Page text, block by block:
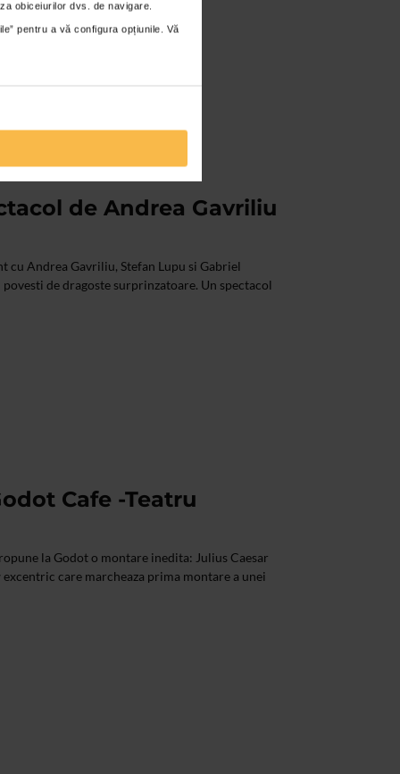
obiceiurilor dvs. de navigare.
pentru a vă configura opțiunile. Vă
de Andrea Gavriliu
cu Andrea Gavriliu, Stefan Lupu si Gabriel
de dragoste surprinzatoare. Un spectacol
Cafe -Teatru
la Godot o montare inedita: Julius Caesar
care marcheaza prima montare a unei